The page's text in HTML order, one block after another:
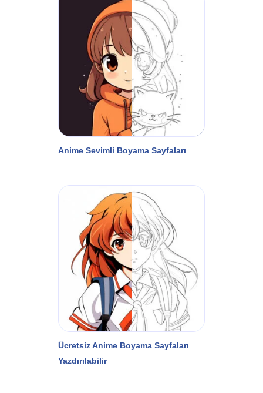
Anime Sevimli Boyama Sayfaları
Ücretsiz Anime Boyama Sayfaları
Yazdırılabilir